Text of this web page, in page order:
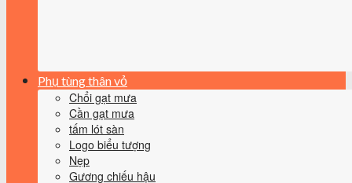
Phụ tùng thân vỏ
Chổi gạt mưa
Cần gạt mưa
tấm lót sàn
Logo biểu tượng
Nẹp
Gương chiếu hậu